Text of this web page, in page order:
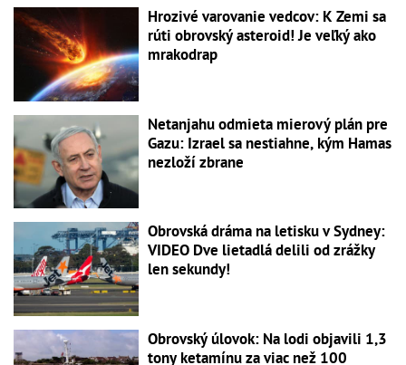
Hrozivé varovanie vedcov: K Zemi sa
rúti obrovský asteroid! Je veľký ako
mrakodrap
Netanjahu odmieta mierový plán pre
Gazu: Izrael sa nestiahne, kým Hamas
nezloží zbrane
Obrovská dráma na letisku v Sydney:
VIDEO Dve lietadlá delili od zrážky
len sekundy!
Obrovský úlovok: Na lodi objavili 1,3
tony ketamínu za viac než 100